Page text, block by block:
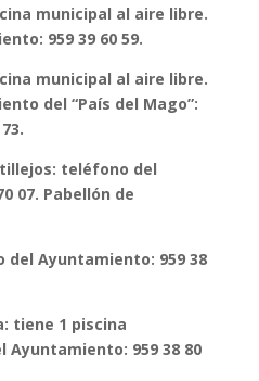
municipal al aire libre.
959 39 60 59.
municipal al aire libre.
del “País del Mago”:
teléfono del
07. Pabellón de
del Ayuntamiento: 959 38
tiene 1 piscina
959 38 80